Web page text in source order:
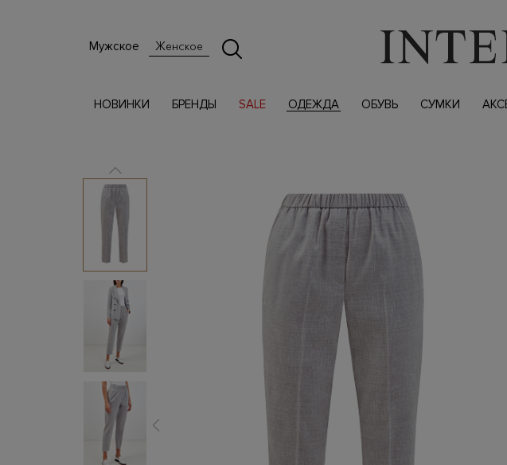
Мужское Женское
НОВИНКИ БРЕНДЫ SALE ОДЕЖДА ОБУВЬ СУМКИ